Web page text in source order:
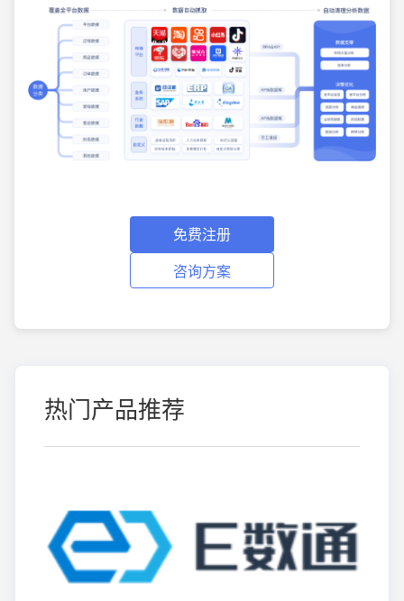
免费注册
咨询方案
热门产品推荐